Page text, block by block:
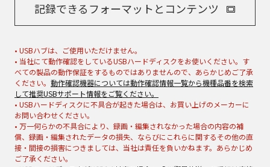
記録できるフォーマットとコンテンツ
• USBハブは、ご使用いただけません。
• 当社にて動作確認をしているUSBハードディスクをお使いください。す
べての製品の動作保証をするものではありませんので、あらかじめご了承
ください。 動作確認機器については動作確認情報一覧から機種品番を検索
して推奨USBサポート情報をご覧ください。
• USBハードディスクに不具合が起きた場合は、お買い上げのメーカーに
お問い合わせください。
• 万一何らかの不具合により、録画・編集されなかった場合の内容の補
償、録画・編集されたデータの損失、ならびにこれらに関するその他の直
接・間接の損害につきましては、当社は責任を負いかねます。あらかじめ
ご了承ください。